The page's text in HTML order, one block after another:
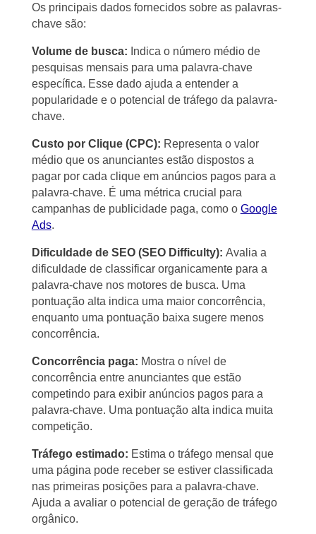
Os principais dados fornecidos sobre as palavras-
chave são:
Volume de busca: Indica o número médio de
pesquisas mensais para uma palavra-chave
específica. Esse dado ajuda a entender a
popularidade e o potencial de tráfego da palavra-
chave.
Custo por Clique (CPC): Representa o valor
médio que os anunciantes estão dispostos a
pagar por cada clique em anúncios pagos para a
palavra-chave. É uma métrica crucial para
campanhas de publicidade paga, como o Google
Ads.
Dificuldade de SEO (SEO Difficulty): Avalia a
dificuldade de classificar organicamente para a
palavra-chave nos motores de busca. Uma
pontuação alta indica uma maior concorrência,
enquanto uma pontuação baixa sugere menos
concorrência.
Concorrência paga: Mostra o nível de
concorrência entre anunciantes que estão
competindo para exibir anúncios pagos para a
palavra-chave. Uma pontuação alta indica muita
competição.
Tráfego estimado: Estima o tráfego mensal que
uma página pode receber se estiver classificada
nas primeiras posições para a palavra-chave.
Ajuda a avaliar o potencial de geração de tráfego
orgânico.